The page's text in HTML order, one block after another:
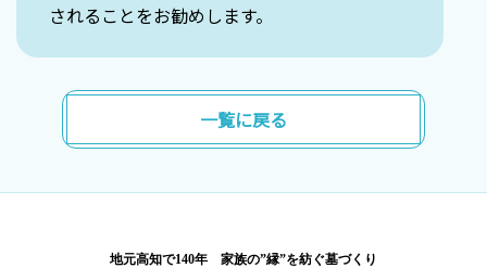
されることをお勧めします。
一覧に戻る
地元高知で140年 家族の”縁”を紡ぐ墓づくり